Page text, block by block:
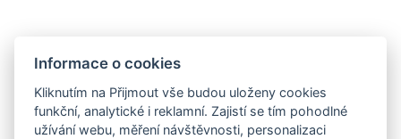
Informace o cookies
Kliknutím na Přijmout vše budou uloženy cookies
funkční, analytické i reklamní. Zajistí se tím pohodlné
užívání webu, měření návštěvnosti, personalizaci